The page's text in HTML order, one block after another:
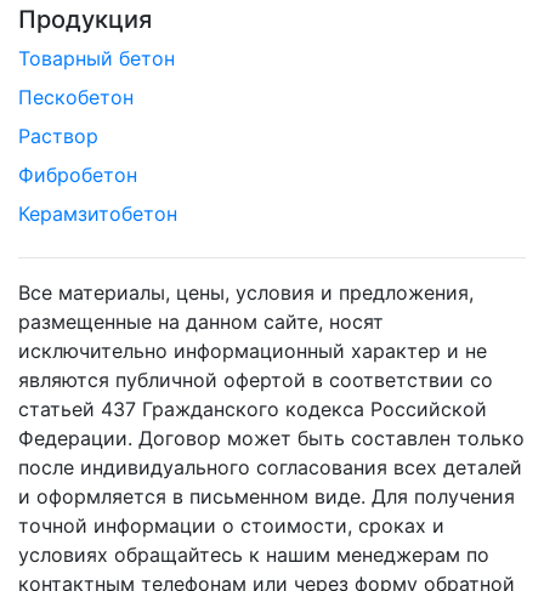
Продукция
Товарный бетон
Пескобетон
Раствор
Фибробетон
Керамзитобетон
Все материалы, цены, условия и предложения,
размещенные на данном сайте, носят
исключительно информационный характер и не
являются публичной офертой в соответствии со
статьей 437 Гражданского кодекса Российской
Федерации. Договор может быть составлен только
после индивидуального согласования всех деталей
и оформляется в письменном виде. Для получения
точной информации о стоимости, сроках и
условиях обращайтесь к нашим менеджерам по
контактным телефонам или через форму обратной